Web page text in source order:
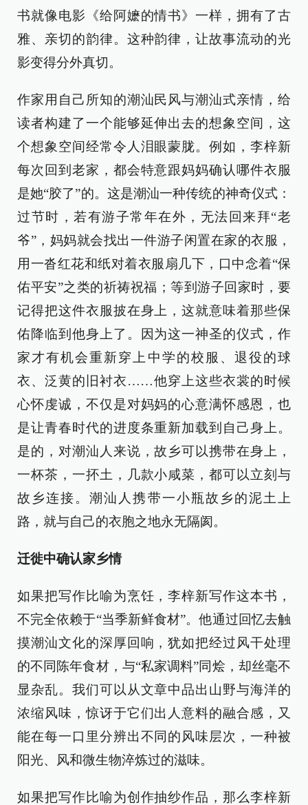
书就像电影《给阿嬷的情书》一样，拥有了古
雅、亲切的韵律。这种韵律，让故事流动的光
影变得分外真切。
作家用自己所知的潮汕民风与潮汕式亲情，给
读者构建了一个能够延伸出去的想象空间，这
个想象空间经常令人泪眼蒙胧。例如，李梓新
每次回到老家，都会特意跟妈妈确认哪件衣服
是她“胶了”的。这是潮汕一种传统的神奇仪式：
过节时，若有游子常年在外，无法回来拜“老
爷”，妈妈就会找出一件游子闲置在家的衣服，
用一沓红花和纸对着衣服扇几下，口中念着“保
佑平安”之类的祈祷祝福；等到游子回家时，要
记得把这件衣服披在身上，这就意味着那些保
佑降临到他身上了。因为这一神圣的仪式，作
家才有机会重新穿上中学的校服、退役的球
衣、泛黄的旧衬衣……他穿上这些衣裳的时候
心怀虔诚，不仅是对妈妈的心意满怀感恩，也
是让青春时代的进度条重新加载到自己身上。
是的，对潮汕人来说，故乡可以携带在身上，
一杯茶，一抔土，几款小咸菜，都可以立刻与
故乡连接。潮汕人携带一小瓶故乡的泥土上
路，就与自己的衣胞之地永无隔阂。
迁徙中确认家乡情
如果把写作比喻为烹饪，李梓新写作这本书，
不完全依赖于“当季新鲜食材”。他通过回忆去触
摸潮汕文化的深厚回响，犹如把经过风干处理
的不同陈年食材，与“私家调料”同烩，却丝毫不
显杂乱。我们可以从文章中品出山野与海洋的
浓缩风味，惊讶于它们出人意料的融合感，又
能在每一口里分辨出不同的风味层次，一种被
阳光、风和微生物淬炼过的滋味。
如果把写作比喻为创作抽纱作品，那么李梓新